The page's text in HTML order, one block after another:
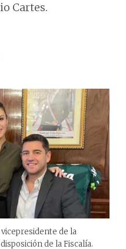
Cartes.
de la
de la Fiscalía.